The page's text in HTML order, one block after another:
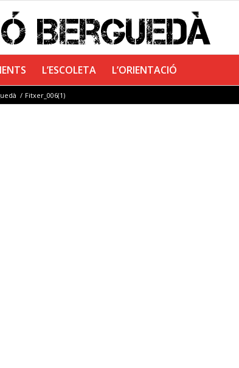
L’ESCOLETA L’ORIENTACIÓ
/ Fitxer_006(1)